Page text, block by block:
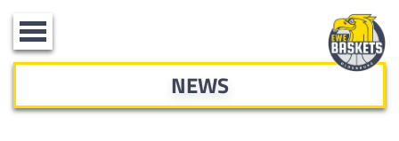
Toggle
navigation
NEWS